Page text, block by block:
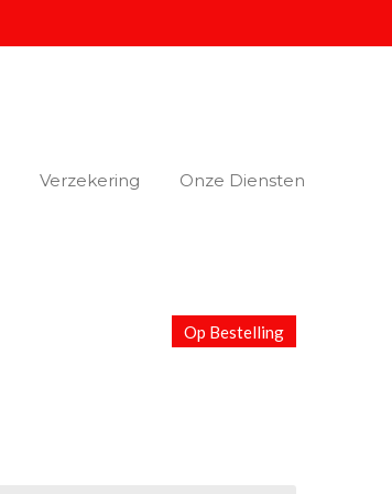
Verzekering Onze Diensten
Op Bestelling